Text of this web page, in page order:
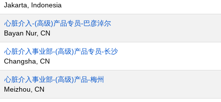
Jakarta, Indonesia
心脏介入-(高级)产品专员-巴彦淖尔
Bayan Nur, CN
心脏介入事业部-(高级)产品专员-长沙
Changsha, CN
心脏介入事业部-(高级)产品-梅州
Meizhou, CN